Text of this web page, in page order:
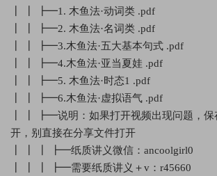
┃ ┃ ┣━1. 木鱼法·动词类 .pdf
┃ ┃ ┣━2. 木鱼法·名词类 .pdf
┃ ┃ ┣━3.木鱼法·五大基本句式 .pdf
┃ ┃ ┣━4.木鱼法·亚当夏娃 .pdf
┃ ┃ ┣━5. 木鱼法·时态1 .pdf
┃ ┃ ┣━6.木鱼法·虚拟语气 .pdf
┃ ┃ ┣━说明：如果打开视频出现问题，保
开，别直接在分享文件打开
┃ ┃ ┃ ┣━纸质讲义微信：ancoolgirl0
┃ ┃ ┃ ┣━需要纸质讲义＋v：r45660